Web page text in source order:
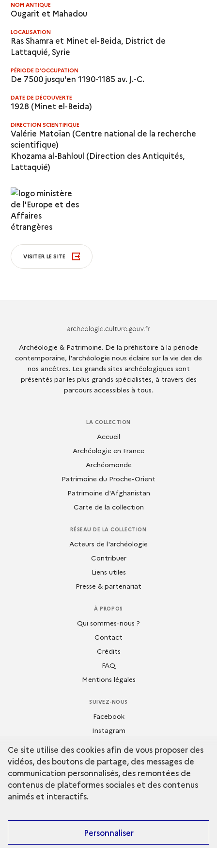
NOM ANTIQUE
Ougarit et Mahadou
LOCALISATION
Ras Shamra et Minet el-Beida, District de
Lattaquié, Syrie
PÉRIODE D’OCCUPATION
De 7500 jusqu'en 1190-1185 av. J.-C.
DATE DE DÉCOUVERTE
1928 (Minet el-Beida)
DIRECTION SCIENTIFIQUE
Valérie Matoïan (Centre national de la recherche
scientifique)
Khozama al-Bahloul (Direction des Antiquités,
Lattaquié)
VISITER LE SITE
Archéologie & Patrimoine. De la préhistoire à la période
contemporaine, l'archéologie nous éclaire sur la vie des de
nos ancêtres. Les grands sites archéologiques sont
présentés par les plus grands spécialistes, à travers des
parcours accessibles à tous.
LA COLLECTION
Accueil
Archéologie en France
Archéomonde
Patrimoine du Proche-Orient
Patrimoine d'Afghanistan
Carte de la collection
RÉSEAU DE LA COLLECTION
Acteurs de l'archéologie
Contribuer
Liens utiles
Presse & partenariat
À PROPOS
Qui sommes-nous ?
Contact
Crédits
FAQ
Mentions légales
SUIVEZ-NOUS
Facebook
Instagram
Dailymotion
Youtube
Ce site utilise des cookies afin de vous proposer des
vidéos, des boutons de partage, des messages de
communication personnalisés, des remontées de
contenus de plateformes sociales et des contenus
animés et interactifs.
Personnaliser